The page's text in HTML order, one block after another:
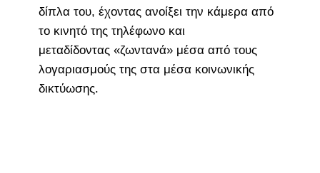
δίπλα του, έχοντας ανοίξει την κάμερα από
το κινητό της τηλέφωνο και
μεταδίδοντας «ζωντανά» μέσα από τους
λογαριασμούς της στα μέσα κοινωνικής
δικτύωσης.